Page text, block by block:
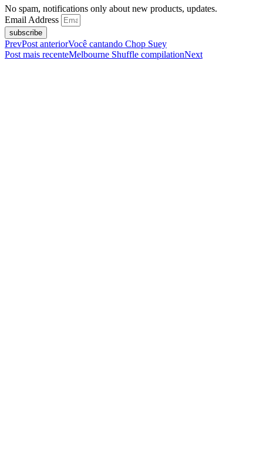
No spam, notifications only about new products, updates.
Email Address
subscribe
PrevPost anteriorVocê cantando Chop Suey
Post mais recenteMelbourne Shuffle compilationNext